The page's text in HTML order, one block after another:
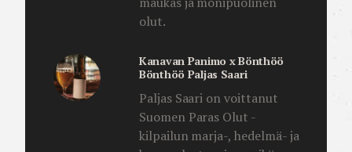
olut.
Kanavan Panimo x Bönthöö
Bönthöö Paljas Saari
Paljas Saari on voittanut
Suomen Paras Olut -
kilpailun marja-, hedelmä- ja